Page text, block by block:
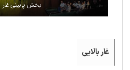
بخش پایینی غار
غار بالایی